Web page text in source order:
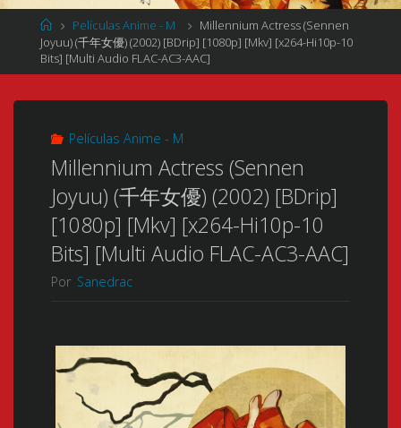
Página
de
Inicio
Películas Anime - M
Millennium Actress (Sennen
Joyuu) (千年女優) (2002) [BDrip] [1080p] [Mkv] [x264-Hi10p-10
Bits] [Multi Audio FLAC-AC3-AAC]
Películas Anime - M
Millennium Actress (Sennen
Joyuu) (千年女優) (2002) [BDrip]
[1080p] [Mkv] [x264-Hi10p-10
Bits] [Multi Audio FLAC-AC3-AAC]
Por Sanedrac